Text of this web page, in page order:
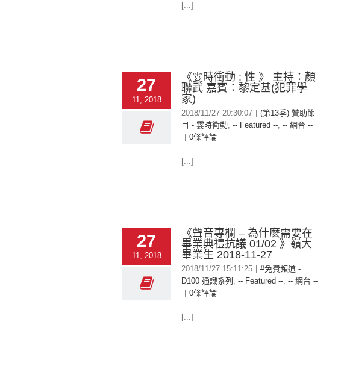
[...]
27
11, 2018
《霎時衝動 : 性 》 主持：顏
聯武 嘉賓：黎定基(犯罪學
家)
2018/11/27 20:30:07
(第13季) 贊助節
目 - 霎時衝動, -- Featured --, -- 網台 --
0條評論
[...]
27
11, 2018
《聲音專欄 – 為什麼需要在
畢業典禮抗議 01/02 》嶺大
畢業生 2018-11-27
2018/11/27 15:11:25
#免費頻道 -
D100 通識系列 , -- Featured --, -- 網台 --
0條評論
[...]